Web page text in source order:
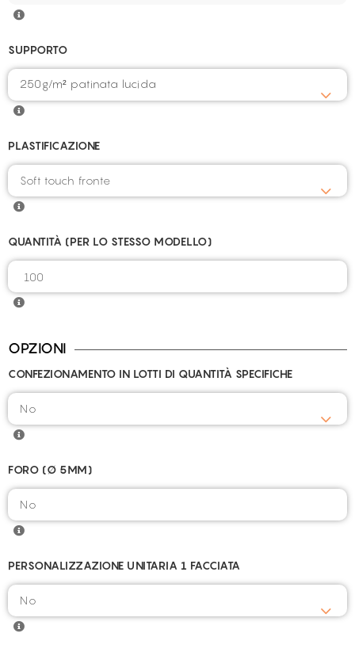
SUPPORTO
250g/m² patinata lucida
PLASTIFICAZIONE
QUANTITÀ (PER LO STESSO MODELLO)
OPZIONI
CONFEZIONAMENTO IN LOTTI DI QUANTITÀ SPECIFICHE
FORO (Ø 5MM)
PERSONALIZZAZIONE UNITARIA 1 FACCIATA